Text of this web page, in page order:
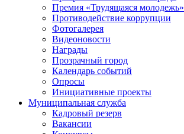
Премия «Трудящаяся молодежь»
Противодействие коррупции
Фотогалерея
Видеоновости
Награды
Прозрачный город
Календарь событий
Опросы
Инициативные проекты
Муниципальная служба
Кадровый резерв
Вакансии